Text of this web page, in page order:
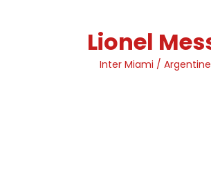
Lionel
Inter Miami / Argentine